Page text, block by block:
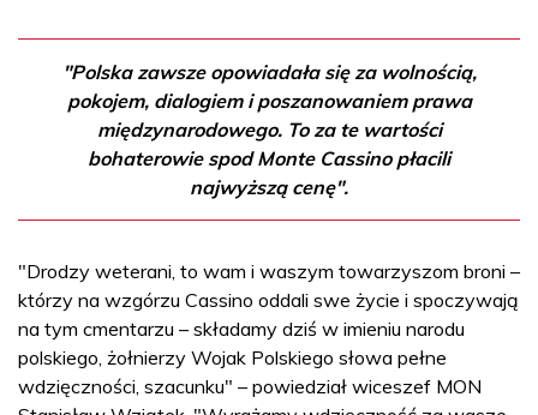
"Polska zawsze opowiadała się za wolnością,
pokojem, dialogiem i poszanowaniem prawa
międzynarodowego. To za te wartości
bohaterowie spod Monte Cassino płacili
najwyższą cenę".
"Drodzy weterani, to wam i waszym towarzyszom broni –
którzy na wzgórzu Cassino oddali swe życie i spoczywają
na tym cmentarzu – składamy dziś w imieniu narodu
polskiego, żołnierzy Wojak Polskiego słowa pełne
wdzięczności, szacunku" – powiedział wiceszef MON